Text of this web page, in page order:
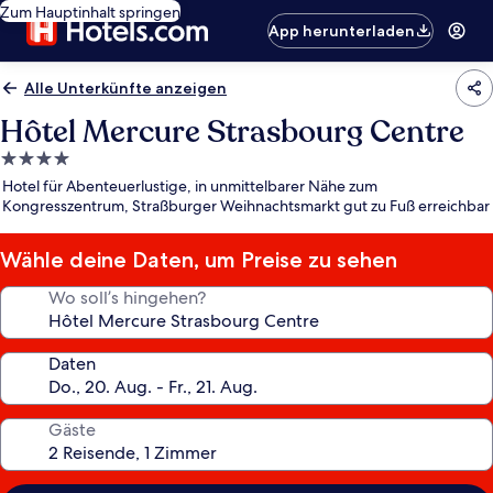
Zum Hauptinhalt springen
App herunterladen
Alle Unterkünfte anzeigen
Hôtel Mercure Strasbourg Centre
4.0-
Sterne-
Unterkunft
Hotel für Abenteuerlustige, in unmittelbarer Nähe zum
Kongresszentrum, Straßburger Weihnachtsmarkt gut zu Fuß erreichbar
Wähle deine Daten, um Preise zu sehen
Wo soll’s hingehen?
Daten
Gäste